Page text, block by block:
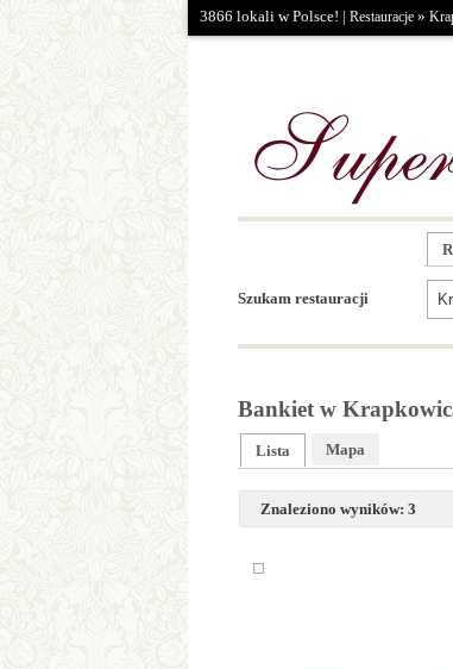
3866 lokali w Polsce! | Restauracje »
Szukam restauracji
Bankiet w
Lista Mapa
Znaleziono wyników: 3